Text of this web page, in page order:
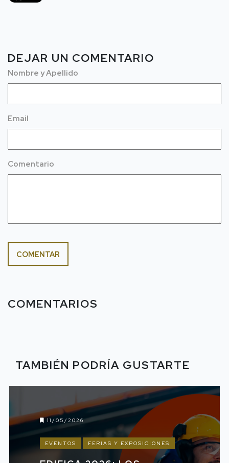
DEJAR UN COMENTARIO
Nombre y Apellido
Email
Comentario
COMENTAR
COMENTARIOS
TAMBIÉN PODRÍA GUSTARTE
11/05/2026
EVENTOS FERIAS Y EXPOSICIONES